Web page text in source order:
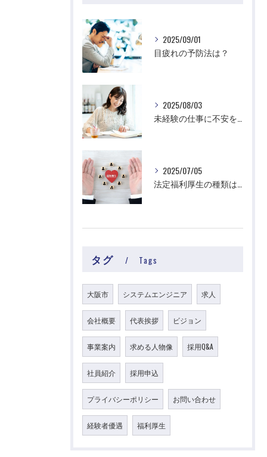
2025/09/01
目疲れの予防法は？
2025/08/03
2025/07/05
タグ Tags
大阪市 システムエンジニア 求人
会社概要 代表挨拶 ビジョン
事業案内 求める人物像 採用Q&A
社員紹介 採用申込
プライバシーポリシー お問い合わせ
経験者優遇 福利厚生